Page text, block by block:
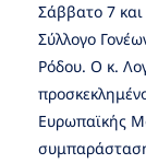
Σάββατο 7
Σύλλογο
Ρόδου. Ο κ.
Ευρωπαϊκής